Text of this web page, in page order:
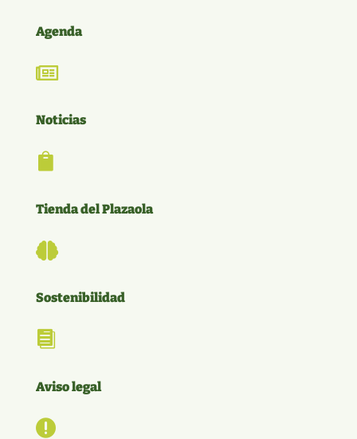
Agenda

Noticias

Tienda del Plazaola

Sostenibilidad

Aviso legal
